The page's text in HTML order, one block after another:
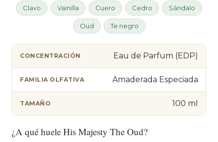
Clavo Vainilla Cuero Cedro Sándalo
Oud Te negro
CONCENTRACIÓN Eau de Parfum (EDP)
FAMILIA OLFATIVA Amaderada Especiada
TAMAÑO 100 ml
¿A qué huele His Majesty The Oud?